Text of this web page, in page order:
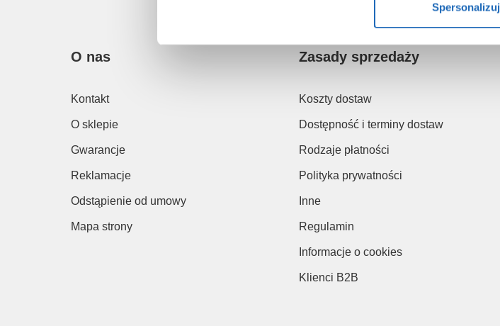
Spersonalizuj
O nas
Kontakt
O sklepie
Gwarancje
Reklamacje
Odstąpienie od umowy
Mapa strony
Zasady sprzedaży
Koszty dostaw
Dostępność i terminy dostaw
Rodzaje płatności
Polityka prywatności
Inne
Regulamin
Informacje o cookies
Klienci B2B